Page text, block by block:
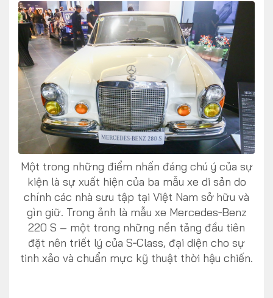
Một trong những điểm nhấn đáng chú ý của sự
kiện là sự xuất hiện của ba mẫu xe di sản do
chính các nhà sưu tập tại Việt Nam sở hữu và
gìn giữ. Trong ảnh là mẫu xe Mercedes‑Benz
220 S – một trong những nền tảng đầu tiên
đặt nên triết lý của S‑Class, đại diện cho sự
tinh xảo và chuẩn mực kỹ thuật thời hậu chiến.